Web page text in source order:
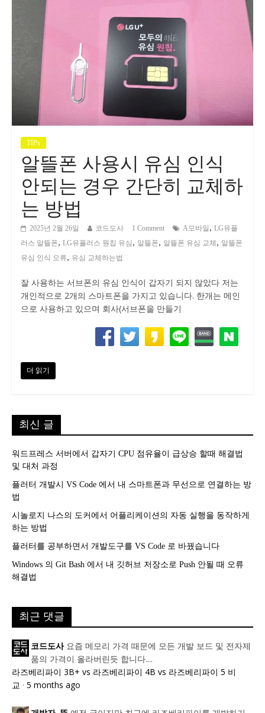
TIPs
알뜰폰 사용시 유심 인식
안되는 경우 간단히 교체하
는 방법
2025년 2월 26일 코드도사 1 Comment A모바일 , LG유플
러스 알뜰폰, LG유플러스 원칩 유심 , 알뜰폰, 알뜰폰 유심 교체 , 알뜰폰
유심 인식 오류, 유심 교체하는법
잘 사용하는 서브폰의 유심 인식이 갑자기 되지 않았다 저는
개인적으로 2개의 스마트폰을 가지고 있습니다. 한개는 메인
으로 사용하고 있으며 회사(서브폰을 만들기
더 읽기
최신 글
워드프레스 서버에서 갑자기 CPU 점유율이 급상승 할때 해결법
및 대처 과정
플러터 개발시 VS Code 에서 내 스마트폰과 무선으로 연결하는 방
법
시놀로지 나스의 도커에서 어플리케이션의 자동 실행을 동작하게
하는 방법
플러터를 공부하면서 개발도구를 VS Code 로 바꿨습니다
Windows 의 Git Bash 에서 내 깃허브 저장소로 Push 안될 때 오류
해결법
최근 댓글
코드도사 요즘 메모리 가격 때문에 모든 개발 보드 및 전자제
품의 가격이 올라버린듯 합니다....
라즈베리파이 3B+ vs 라즈베리파이 4B vs 라즈베리파이 5 비
교 · 5 months ago